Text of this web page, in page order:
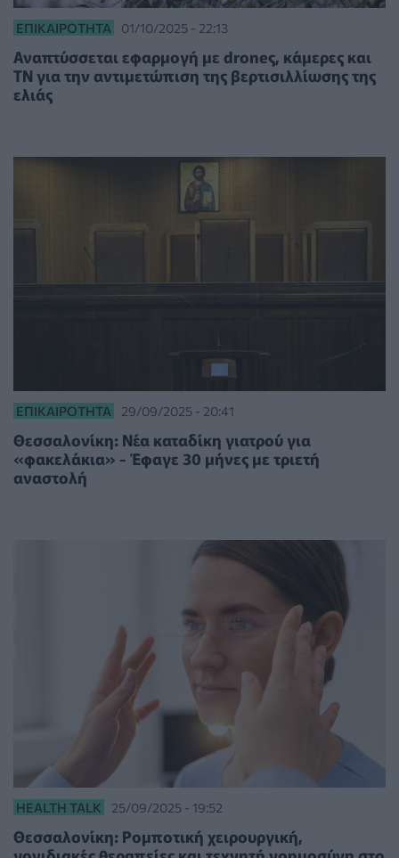
ΕΠΙΚΑΙΡΌΤΗΤΑ 01/10/2025 - 22:13
Αναπτύσσεται εφαρμογή με droneς, κάμερες και
ΤΝ για την αντιμετώπιση της βερτισιλλίωσης της
ελιάς
ΕΠΙΚΑΙΡΌΤΗΤΑ 29/09/2025 - 20:41
Θεσσαλονίκη: Νέα καταδίκη γιατρού για
«φακελάκια» - Έφαγε 30 μήνες με τριετή
αναστολή
HEALTH TALK 25/09/2025 - 19:52
Θεσσαλονίκη: Ρομποτική χειρουργική,